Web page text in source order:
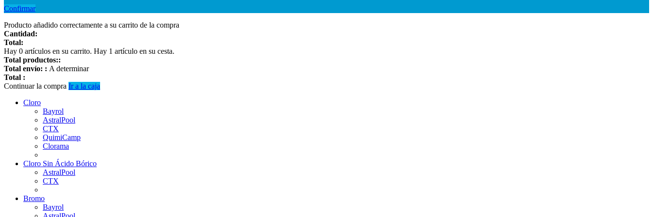
Confirmar
Producto añadido correctamente a su carrito de la compra
Cantidad:
Total:
Hay 0 artículos en su carrito. Hay 1 artículo en su cesta.
Total productos::
Total envío: : A determinar
Total :
Continuar la compra Ir a la caja
Cloro
Bayrol
AstralPool
CTX
QuimiCamp
Clorama
Cloro Sin Ácido Bórico
AstralPool
CTX
Bromo
Bayrol